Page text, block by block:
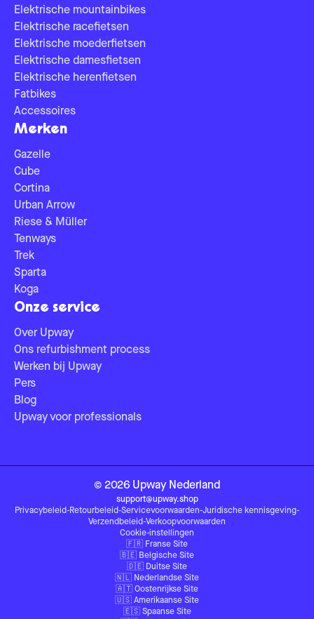
Elektrische mountainbikes
Elektrische racefietsen
Elektrische moederfietsen
Elektrische damesfietsen
Elektrische herenfietsen
Fatbikes
Accessoires
Merken
Gazelle
Cube
Cortina
Urban Arrow
Riese & Müller
Tenways
Trek
Sparta
Koga
Onze service
Over Upway
Ons refurbishment process
Werken bij Upway
Pers
Blog
Upway voor professionals
© 2026 Upway Nederland
support@upway.shop
Privacybeleid-Retourbeleid-Servicevoorwaarden-Juridische kennisgeving-
Verzendbeleid-Verkoopvoorwaarden
Cookie-instellingen
🇫🇷 Franse Site
🇧🇪 Belgische Site
🇩🇪 Duitse Site
🇳🇱 Nederlandse Site
🇦🇹 Oostenrijkse Site
🇺🇸 Amerikaanse Site
🇪🇸 Spaanse Site